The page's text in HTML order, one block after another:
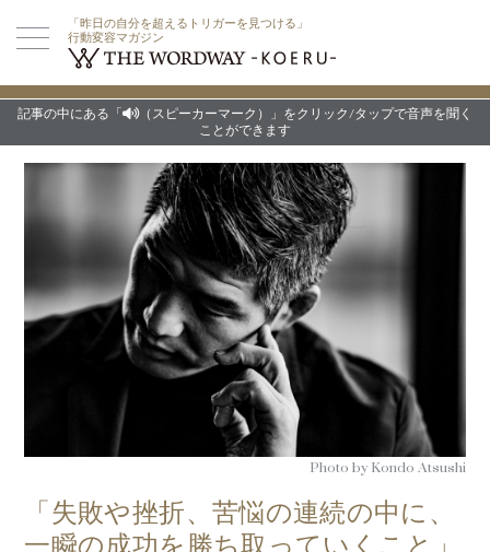
「昨日の自分を超えるトリガーを見つける」
行動変容マガジン
記事の中にある「
（スピーカーマーク）」をクリック/タップで音声を聞く
ことができます
Photo by Kondo Atsushi
「失敗や挫折、苦悩の連続の中に、